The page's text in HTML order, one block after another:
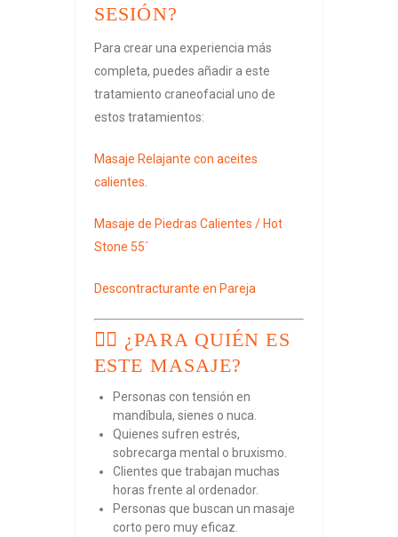
SESIÓN?
Para crear una experiencia más
completa, puedes añadir a este
tratamiento craneofacial uno de
estos tratamientos:
Masaje Relajante con aceites
calientes.
Masaje de Piedras Calientes / Hot
Stone 55´
Descontracturante en Pareja
💆‍♀️ ¿PARA QUIÉN ES
ESTE MASAJE?
Personas con tensión en
mandíbula, sienes o nuca.
Quienes sufren estrés,
sobrecarga mental o bruxismo.
Clientes que trabajan muchas
horas frente al ordenador.
Personas que buscan un masaje
corto pero muy eficaz.